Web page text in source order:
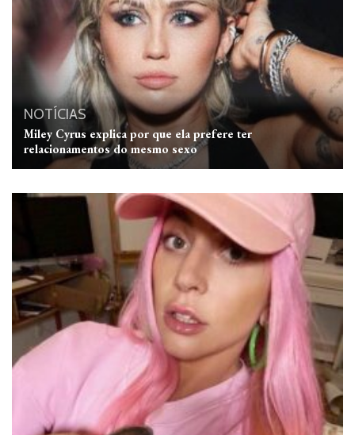
NOTÍCIAS
Miley Cyrus explica por que ela prefere ter
relacionamentos do mesmo sexo